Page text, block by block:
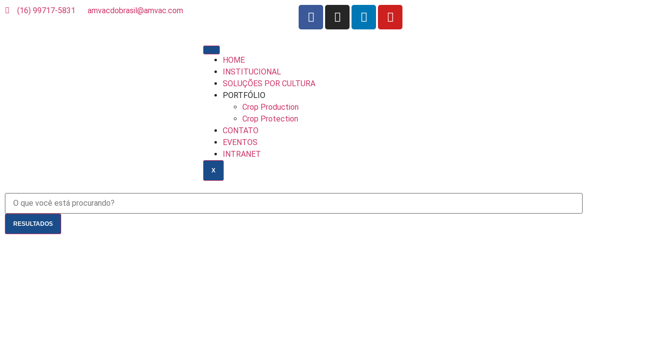
(16) 99717-5831 amvacdobrasil@amvac.com
HOME
INSTITUCIONAL
SOLUÇÕES POR CULTURA
PORTFÓLIO
Crop Production
Crop Protection
CONTATO
EVENTOS
INTRANET
X
RESULTADOS